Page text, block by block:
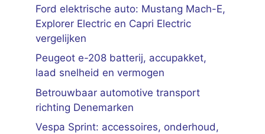
Ford elektrische auto: Mustang Mach-E,
Explorer Electric en Capri Electric
vergelijken
Peugeot e-208 batterij, accupakket,
laad snelheid en vermogen
Betrouwbaar automotive transport
richting Denemarken
Vespa Sprint: accessoires, onderhoud,